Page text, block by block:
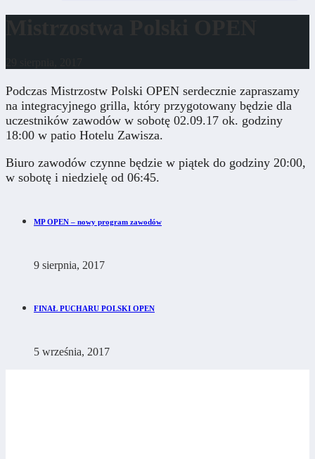
Podczas Mistrzostw Polski OPEN serdecznie zapraszamy
na integracyjnego grilla, który przygotowany będzie dla
uczestników zawodów w sobotę 02.09.17 ok. godziny
18:00 w patio Hotelu Zawisza.
Biuro zawodów czynne będzie w piątek do godziny 20:00,
w sobotę i niedzielę od 06:45.
MP OPEN – nowy program zawodów
9 sierpnia, 2017
FINAŁ PUCHARU POLSKI OPEN
5 września, 2017